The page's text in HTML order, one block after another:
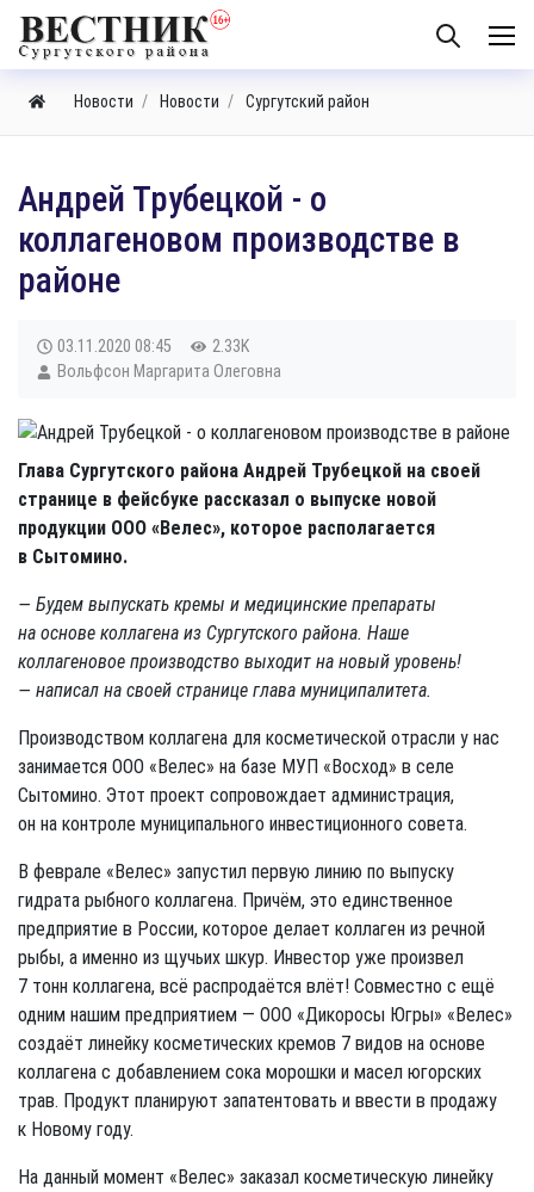
Новости Новости Сургутский район
Андрей Трубецкой - о
коллагеновом производстве в
районе
03.11.2020 08:45
2.33K
Вольфсон Маргарита Олеговна
Глава Сургутского района Андрей Трубецкой на своей
странице в фейсбуке рассказал о выпуске новой
продукции ООО «Велес», которое располагается
в Сытомино.
— Будем выпускать кремы и медицинские препараты
на основе коллагена из Сургутского района. Наше
коллагеновое производство выходит на новый уровень!
— написал на своей странице глава муниципалитета.
Производством коллагена для косметической отрасли у нас
занимается ООО «Велес» на базе МУП «Восход» в селе
Сытомино. Этот проект сопровождает администрация,
он на контроле муниципального инвестиционного совета.
В феврале «Велес» запустил первую линию по выпуску
гидрата рыбного коллагена. Причём, это единственное
предприятие в России, которое делает коллаген из речной
рыбы, а именно из щучьих шкур. Инвестор уже произвел
7 тонн коллагена, всё распродаётся влёт! Совместно с ещё
одним нашим предприятием — ООО «Дикоросы Югры» «Велес»
создаёт линейку косметических кремов 7 видов на основе
коллагена с добавлением сока морошки и масел югорских
трав. Продукт планируют запатентовать и ввести в продажу
к Новому году.
На данный момент «Велес» заказал косметическую линейку